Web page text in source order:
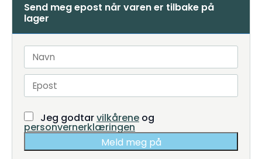
Send meg epost når varen er tilbake på
lager
Jeg godtarvilkårene og
personvernerklæringen
Meld meg på